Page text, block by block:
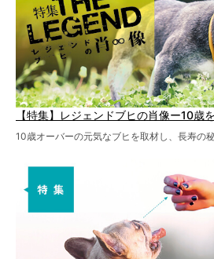
【特集】レジェンドブヒの肖像ー10歳
10歳オーバーの元気なブヒを取材し、長寿の秘